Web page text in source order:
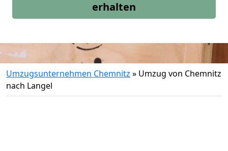
erhalten
Umzugsunternehmen Chemnitz » Umzug von Chemnitz
nach Langel